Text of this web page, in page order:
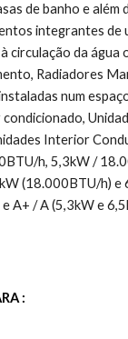
de banho e além
integrantes de
circulação da
Radiadores
num
Interior
h, 5,3kW /
(18.000BTU/h)
A+ / A (5,3kW e
: